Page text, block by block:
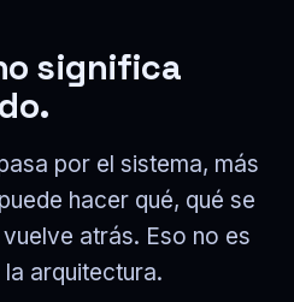
significa
por el sistema, más
hacer qué, qué se
atrás. Eso no es
arquitectura.